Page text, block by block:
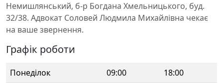
Немишлянський, б-р Богдана Хмельницького, буд.
32/38. Адвокат Соловей Людмила Михайлівна чекає
на ваше звернення.
Графік роботи
Понеділок 09:00
18:00